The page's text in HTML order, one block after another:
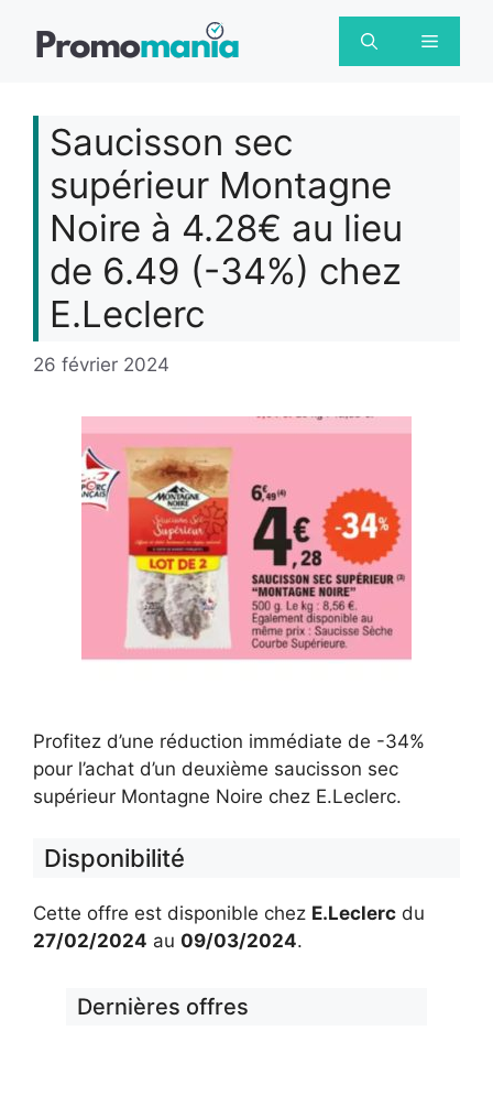
Menu
Saucisson sec
supérieur Montagne
Noire à 4.28€ au lieu
de 6.49 (-34%) chez
E.Leclerc
26 février 2024
Profitez d’une réduction immédiate de -34%
pour l’achat d’un deuxième saucisson sec
supérieur Montagne Noire chez E.Leclerc.
Disponibilité
Cette offre est disponible chez E.Leclerc du
27/02/2024 au 09/03/2024.
Dernières offres